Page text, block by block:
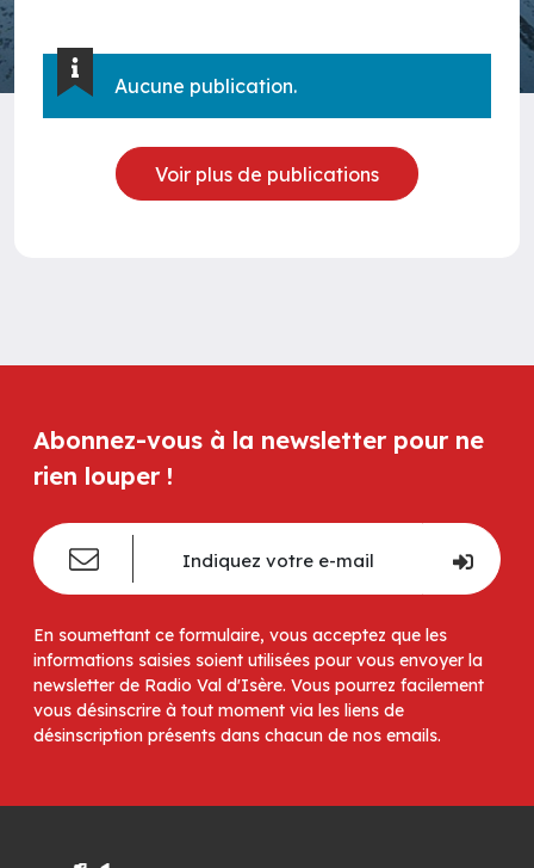
Aucune publication.
Voir plus de publications
Abonnez-vous à la newsletter pour ne
rien louper !
En soumettant ce formulaire, vous acceptez que les
informations saisies soient utilisées pour vous envoyer la
newsletter de Radio Val d'Isère. Vous pourrez facilement
vous désinscrire à tout moment via les liens de
désinscription présents dans chacun de nos emails.